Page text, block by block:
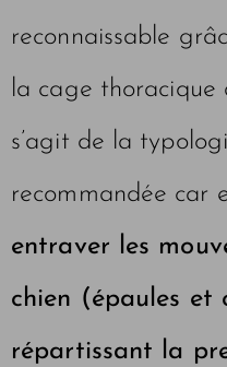
reconnaissable
la cage thoracique
s’agit de la
recommandée car
entraver les
chien (épaules et
répartissant la